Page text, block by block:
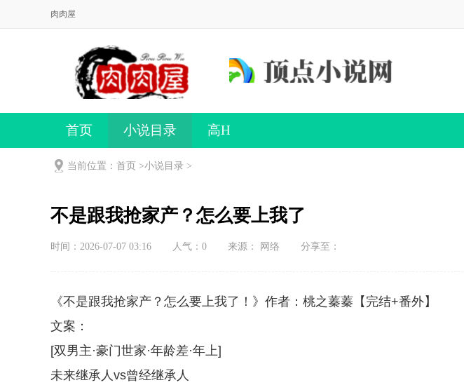
肉肉屋
首页 小说目录 高H
当前位置：首页 >小说目录 >
不是跟我抢家产？怎么要上我了
时间：2026-07-07 03:16 人气： 0 来源： 网络 分享至：
《不是跟我抢家产？怎么要上我了！》作者：桃之蓁蓁【完结+番外】
文案：
[双男主·豪门世家·年龄差·年上]
未来继承人vs曾经继承人